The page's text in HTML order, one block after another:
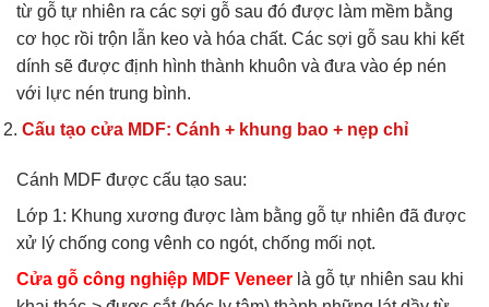
từ gỗ tự nhiên ra các sợi gỗ sau đó được làm mềm bằng
cơ học rồi trộn lẫn keo và hóa chất. Các sợi gỗ sau khi kết
dính sẽ được định hình thành khuôn và đưa vào ép nén
với lực nén trung bình.
Cấu tạo cửa MDF: Cánh + khung bao + nẹp chỉ
Cánh MDF được cấu tạo sau:
Lớp 1: Khung xương được làm bằng gỗ tự nhiên đã được
xử lý chống cong vênh co ngót, chống mối nọt.
Cửa gỗ công nghiệp MDF Veneer là gỗ tự nhiên sau khi